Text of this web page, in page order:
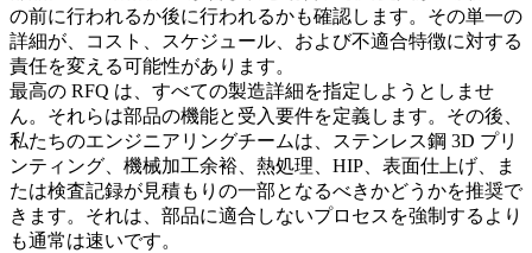
の前に行われるか後に行われるかも確認します。その単一の
詳細が、コスト、スケジュール、および不適合特徴に対する
責任を変える可能性があります。
最高の RFQ は、すべての製造詳細を指定しようとしませ
ん。それらは部品の機能と受入要件を定義します。その後、
私たちのエンジニアリングチームは、
ステンレス鋼 3D プリ
ンティング 、機械加工余裕、熱処理、HIP、表面仕上げ、ま
たは検査記録が見積もりの一部となるべきかどうかを推奨で
きます。それは、部品に適合しないプロセスを強制するより
も通常は速いです。